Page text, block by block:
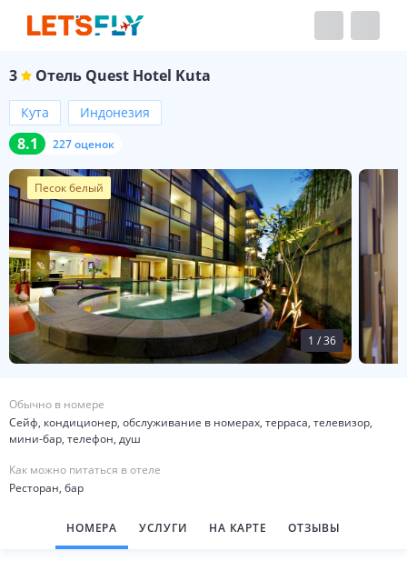
3 Отель Quest Hotel Kuta
Кута Индонезия
8.1 227 оценок
Песок белый
1 /36
Обычно в номере
Сейф, кондиционер, обслуживание в номерах, терраса, телевизор,
мини-бар, телефон, душ
Как можно питаться в отеле
Ресторан, бар
НОМЕРА УСЛУГИ НА КАРТЕ ОТЗЫВЫ